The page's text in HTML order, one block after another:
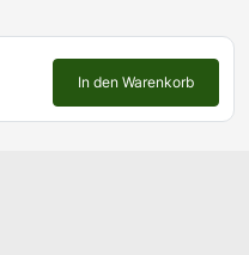
In den Warenkorb